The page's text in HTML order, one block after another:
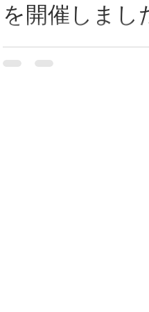
を開催しまし